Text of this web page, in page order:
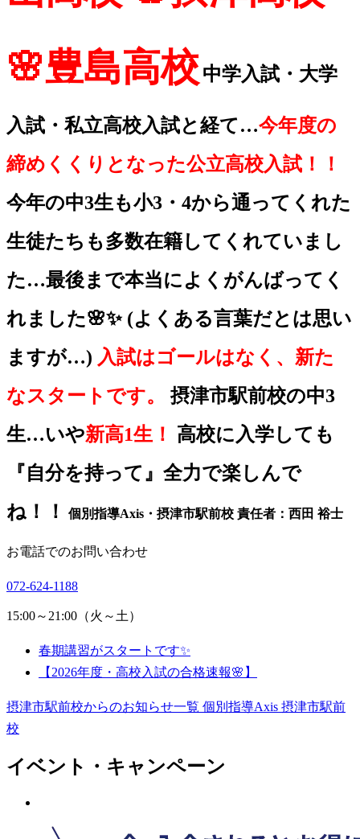
🌸豊島高校 中学入試・大学
入試・私立高校入試と経て…今年度の
締めくくりとなった公立高校入試！！
今年の中3生も小3・4から通ってくれた
生徒たちも多数在籍してくれていまし
た…最後まで本当によくがんばってく
れました🌸✨ (よくある言葉だとは思い
ますが…) 入試はゴールはなく、新た
なスタートです。
摂津市駅前校の中3
生…いや新高1生！
高校に入学しても
『自分を持って』全力で楽しんで
ね！！
個別指導Axis・摂津市駅前校 責任者：西田 裕士
お電話でのお問い合わせ
072-624-1188
15:00～21:00（火～土）
春期講習がスタートです✨
【2026年度・高校入試の合格速報🌸】
摂津市駅前校からのお知らせ一覧 個別指導Axis 摂津市駅前
校
イベント・キャンペーン